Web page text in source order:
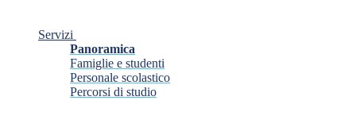
Servizi
Panoramica
Famiglie e studenti
Personale scolastico
Percorsi di studio